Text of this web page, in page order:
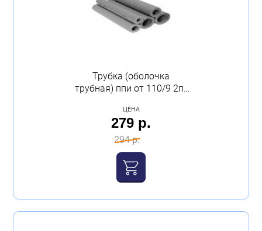
Трубка (оболочка
трубная) ппи от 110/9 2п/
Юрюзань
ЦЕНА
279 р.
294 р.